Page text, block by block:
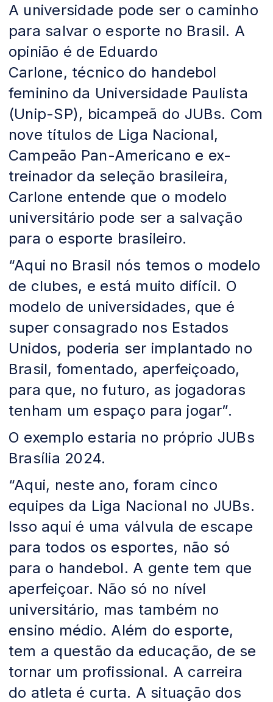
A universidade pode ser o caminho
para salvar o esporte no Brasil. A
opinião é de Eduardo
Carlone, técnico do handebol
feminino da Universidade Paulista
(Unip-SP), bicampeã do JUBs. Com
nove títulos de Liga Nacional,
Campeão Pan-Americano e ex-
treinador da seleção brasileira,
Carlone entende que o modelo
universitário pode ser a salvação
para o esporte brasileiro.
“Aqui no Brasil nós temos o modelo
de clubes, e está muito difícil. O
modelo de universidades, que é
super consagrado nos Estados
Unidos, poderia ser implantado no
Brasil, fomentado, aperfeiçoado,
para que, no futuro, as jogadoras
tenham um espaço para jogar”.
O exemplo estaria no próprio JUBs
Brasília 2024.
“Aqui, neste ano, foram cinco
equipes da Liga Nacional no JUBs.
Isso aqui é uma válvula de escape
para todos os esportes, não só
para o handebol. A gente tem que
aperfeiçoar. Não só no nível
universitário, mas também no
ensino médio. Além do esporte,
tem a questão da educação, de se
tornar um profissional. A carreira
do atleta é curta. A situação dos